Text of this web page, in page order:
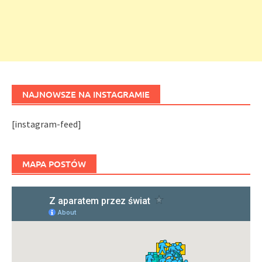
NAJNOWSZE NA INSTAGRAMIE
[instagram-feed]
MAPA POSTÓW